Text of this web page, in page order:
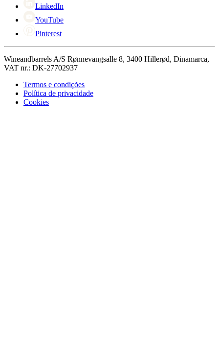
LinkedIn
YouTube
Pinterest
Wineandbarrels A/S Rønnevangsalle 8, 3400 Hillerød, Dinamarca,
VAT nr.: DK-27702937
Termos e condições
Política de privacidade
Cookies